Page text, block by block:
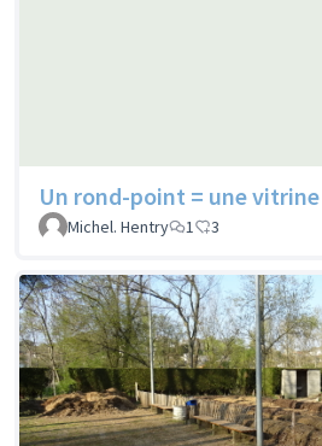
Un rond-point = une
Michel. Hentry
1 3